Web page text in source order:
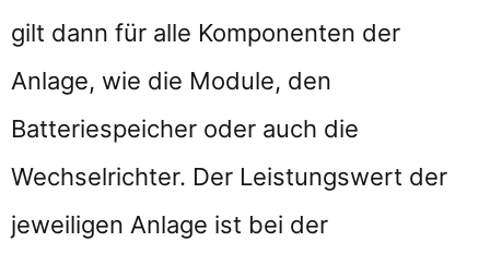
gilt dann für alle Komponenten der
Anlage, wie die Module, den
Batteriespeicher oder auch die
Wechselrichter. Der Leistungswert der
jeweiligen Anlage ist bei der